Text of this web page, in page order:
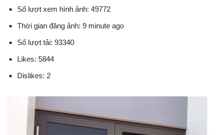
Số lượt xem hình ảnh: 49772
Thời gian đăng ảnh: 9 minute ago
Số lượt tải: 93340
Likes: 5844
Dislikes: 2